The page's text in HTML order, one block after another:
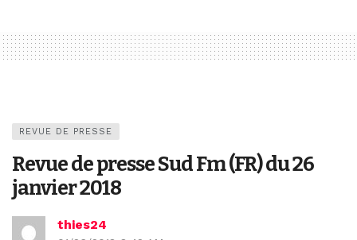
REVUE DE PRESSE
Revue de presse Sud Fm (FR) du 26
janvier 2018
thies24